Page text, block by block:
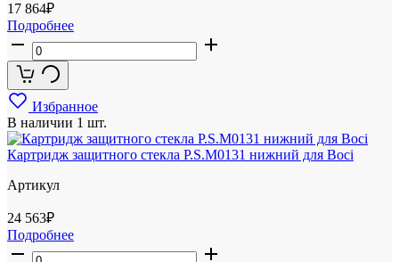
17 864₽
Подробнее
Избранное
В наличии 1 шт.
Картридж защитного стекла P.S.M0131 нижний для Boci
Артикул
24 563₽
Подробнее